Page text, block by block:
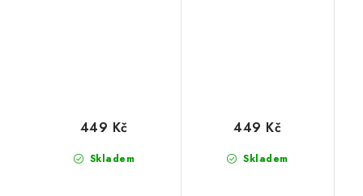
Skladem
449 Kč
Skladem
449 Kč